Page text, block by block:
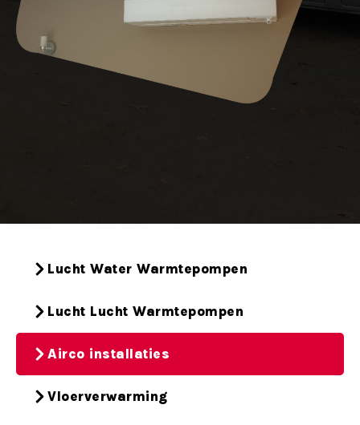
Lucht Water Warmtepompen
Lucht Lucht Warmtepompen
Airco installaties
Vloerverwarming